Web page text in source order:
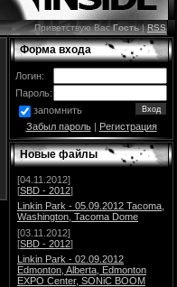
Приветствую ВасГость|RSS
Форма входа
Логин:
Пароль:
запомнить
Забыл пароль| Регистрация
Новые файлы
[04.11.2012]
[SBD - 2012]
Linkin Park - 05.09.2012 Tacoma,
Washington, Tacoma Dome
[03.11.2012]
[SBD - 2012]
Linkin Park - 02.09.2012
Edmonton, Alberta, Edmonton
EXPO Center, SONiC BOOM